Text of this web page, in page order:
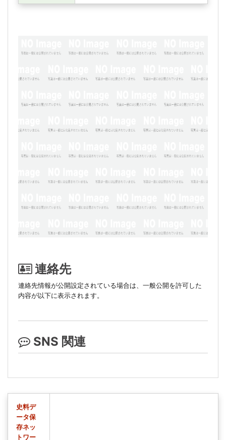
連絡先
連絡先情報が公開設定されている場合は、一般公開を許可した
内容が以下に表示されます。
SNS 関連
史料デ
ータ保
存ネッ
トワー